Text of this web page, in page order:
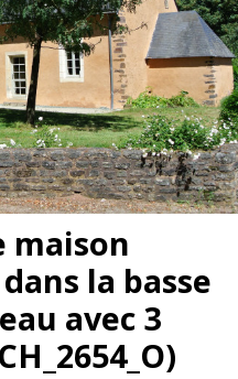
maison
la basse
avec 3
)